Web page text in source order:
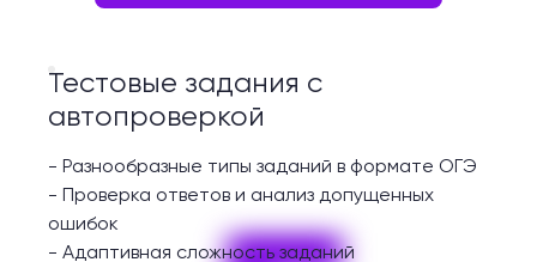
Тестовые задания с
автопроверкой
- Разнообразные типы заданий в формате ОГЭ
- Проверка ответов и анализ допущенных
ошибок
- Адаптивная сложность заданий